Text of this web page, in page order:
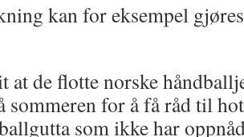
kan for eksempel
at de flotte norske
sommeren for å få råd til
som ikke har